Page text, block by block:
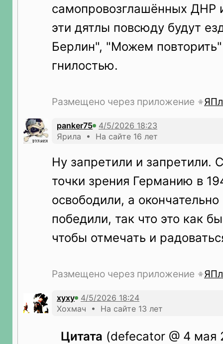
самопровозглашённых ДНР
эти дятлы повсюду будут
Берлин", "Можем
гнилостью.
Размещено через приложение
panker75
Ярила • На сайте 16 лет
Ну запретили и запретили.
точки зрения Германию в
освободили, а
победили, так что это как
чтобы отмечать и
Размещено через приложение
xyxy
Хохмач • На сайте 13 лет
Цитата (defecator @ 4 мая